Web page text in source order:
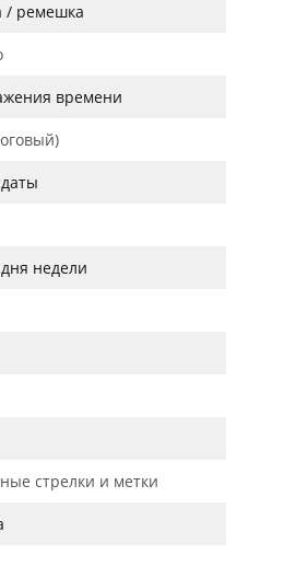
/ ремешка
времени
недели
стрелки и метки